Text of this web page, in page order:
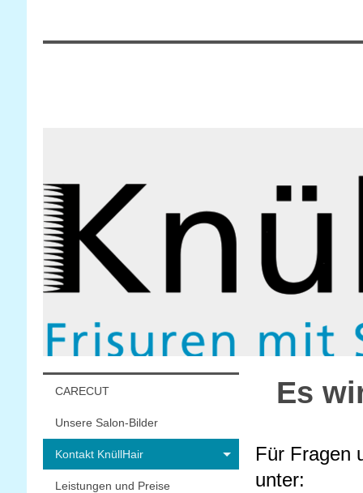
Es
Für Fragen
unter:
CARECUT
Unsere Salon-Bilder
Kontakt KnüllHair
Leistungen und Preise